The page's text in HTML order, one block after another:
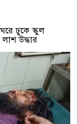
ঢুকে স্কুল
লাশ উদ্ধার